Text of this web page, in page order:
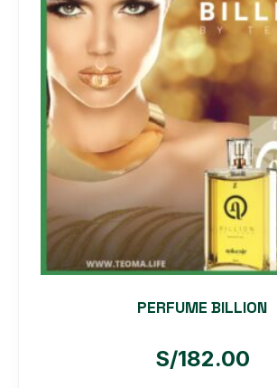
PERFUME BILLION
S/182.00